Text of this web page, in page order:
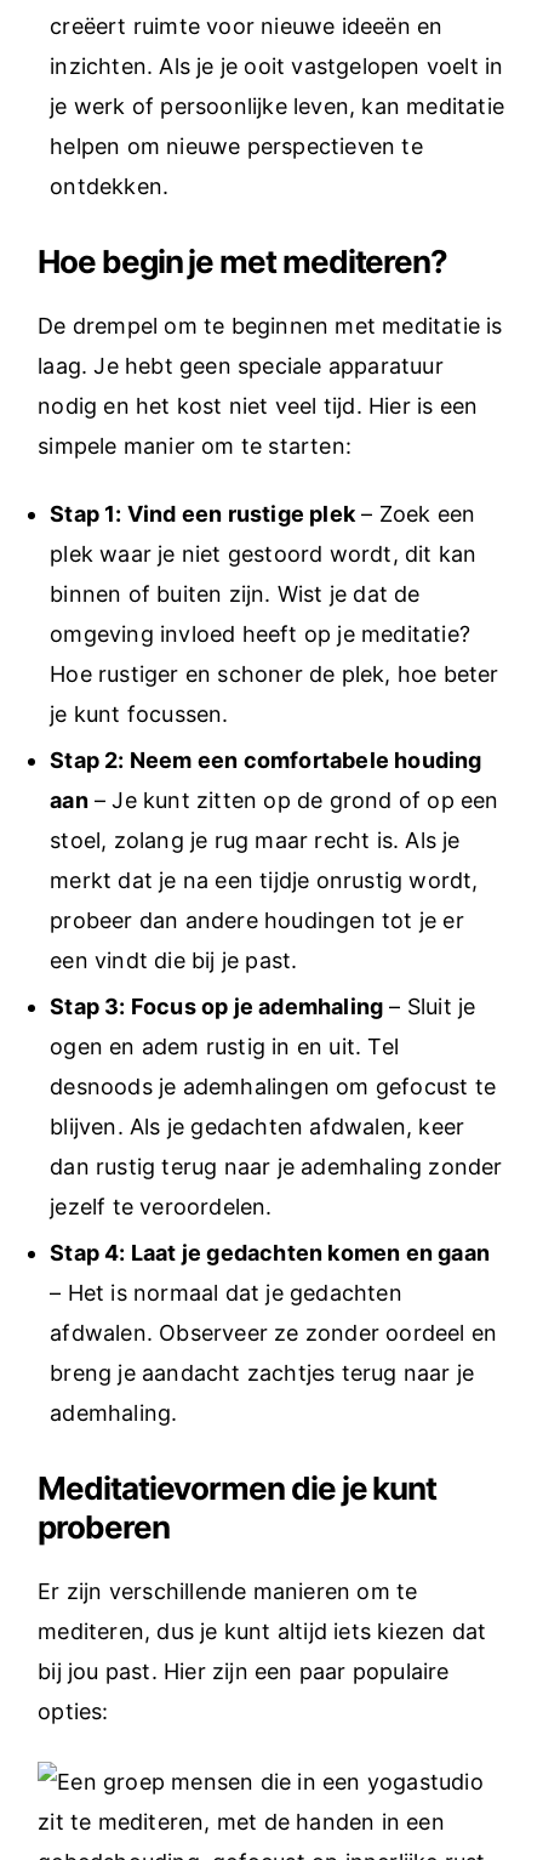
creëert ruimte voor nieuwe ideeën en
inzichten. Als je je ooit vastgelopen voelt in
je werk of persoonlijke leven, kan meditatie
helpen om nieuwe perspectieven te
ontdekken.
Hoe begin je met mediteren?
De drempel om te beginnen met meditatie is
laag. Je hebt geen speciale apparatuur
nodig en het kost niet veel tijd. Hier is een
simpele manier om te starten:
Stap 1: Vind een rustige plek – Zoek een
plek waar je niet gestoord wordt, dit kan
binnen of buiten zijn. Wist je dat de
omgeving invloed heeft op je meditatie?
Hoe rustiger en schoner de plek, hoe beter
je kunt focussen.
Stap 2: Neem een comfortabele houding
aan– Je kunt zitten op de grond of op een
stoel, zolang je rug maar recht is. Als je
merkt dat je na een tijdje onrustig wordt,
probeer dan andere houdingen tot je er
een vindt die bij je past.
Stap 3: Focus op je ademhaling – Sluit je
ogen en adem rustig in en uit. Tel
desnoods je ademhalingen om gefocust te
blijven. Als je gedachten afdwalen, keer
dan rustig terug naar je ademhaling zonder
jezelf te veroordelen.
Stap 4: Laat je gedachten komen en gaan
– Het is normaal dat je gedachten
afdwalen. Observeer ze zonder oordeel en
breng je aandacht zachtjes terug naar je
ademhaling.
Meditatievormen die je kunt
proberen
Er zijn verschillende manieren om te
mediteren, dus je kunt altijd iets kiezen dat
bij jou past. Hier zijn een paar populaire
opties: